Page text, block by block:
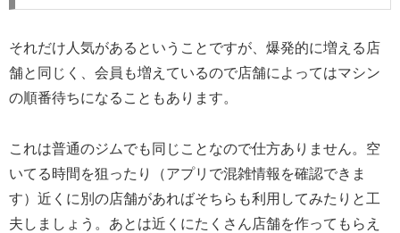
それだけ人気があるということですが、爆発的に増える店
舗と同じく、会員も増えているので店舗によってはマシン
の順番待ちになることもあります。
これは普通のジムでも同じことなので仕方ありません。空
いてる時間を狙ったり（アプリで混雑情報を確認できま
す）近くに別の店舗があればそちらも利用してみたりと工
夫しましょう。あとは近くにたくさん店舗を作ってもらえ